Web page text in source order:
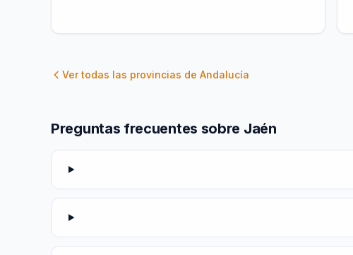
Ver todas las provincias de Andalucía
Preguntas frecuentes sobre Jaén